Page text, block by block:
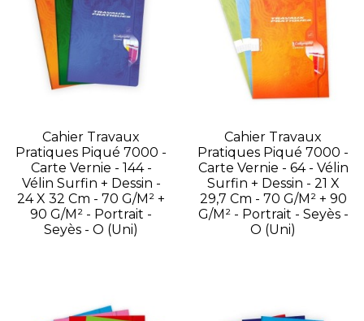
Cahier Travaux
Pratiques Piqué 7000 -
Carte Vernie - 144 -
Vélin Surfin + Dessin -
24 X 32 Cm - 70 G/m² +
90 G/m² - Portrait -
Seyès - O (Uni)
Cahier Travaux
Pratiques Piqué 7000 -
Carte Vernie - 64 - Vélin
Surfin + Dessin - 21 X
29,7 Cm - 70 G/m² + 90
G/m² - Portrait - Seyès -
O (Uni)